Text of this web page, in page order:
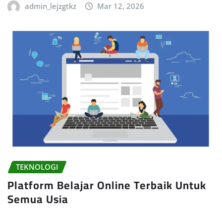
admin_lejzgtkz Mar 12, 2026
TEKNOLOGI
Platform Belajar Online Terbaik Untuk
Semua Usia